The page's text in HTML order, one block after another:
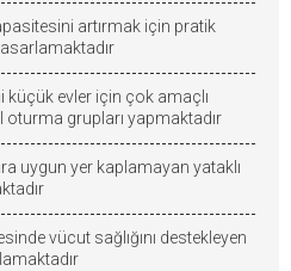
artırmak için pratik
küçük evler için çok amaçlı
oturma grupları yapmaktadır
uygun yer kaplamayan yataklı
vücut sağlığını destekleyen